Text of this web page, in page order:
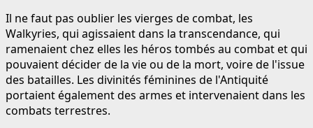
Il ne faut pas oublier les vierges de combat, les
Walkyries, qui agissaient dans la transcendance, qui
ramenaient chez elles les héros tombés au combat et qui
pouvaient décider de la vie ou de la mort, voire de l'issue
des batailles. Les divinités féminines de l'Antiquité
portaient également des armes et intervenaient dans les
combats terrestres.